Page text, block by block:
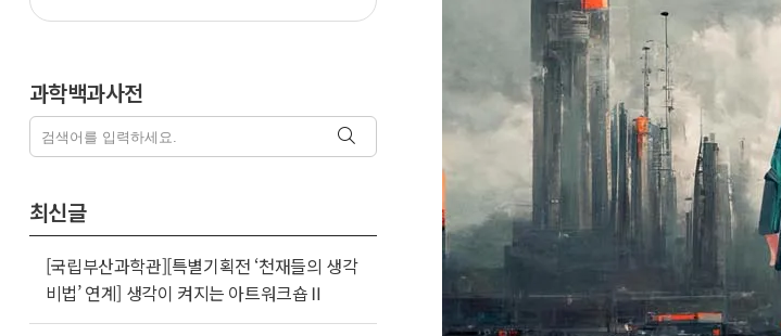
과학백과사전
최신글
[국립부산과학관][특별기획전 ‘천재들의 생각
비법’ 연계] 생각이 켜지는 아트워크숍Ⅱ